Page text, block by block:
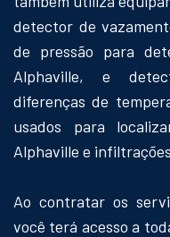
detector de
de pressão para
Alphaville, e
diferenças de
usados para
Alphaville e
Ao contratar os
você terá acesso a